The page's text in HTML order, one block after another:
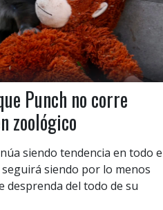
Punch no corre
zoológico
siendo tendencia en todo
siendo por lo menos
desprenda del todo de su